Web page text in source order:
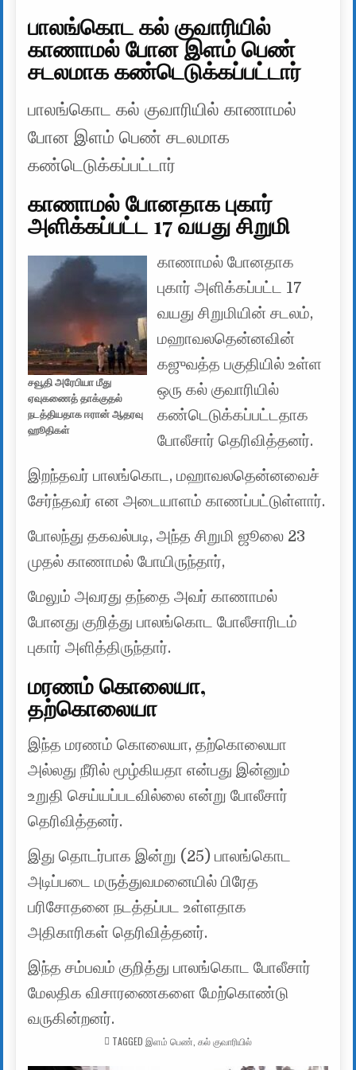
பாலங்கொட கல் குவாரியில்
காணாமல் போன இளம் பெண்
சடலமாக கண்டெடுக்கப்பட்டார்
பாலங்கொட கல் குவாரியில் காணாமல்
போன இளம் பெண் சடலமாக
கண்டெடுக்கப்பட்டார்
காணாமல் போனதாக புகார்
அளிக்கப்பட்ட 17 வயது சிறுமி
சவூதி அரேபியா மீது
ஏவுகணைத் தாக்குதல்
நடத்தியதாக ஈரான் ஆதரவு
ஹூதிகள்
காணாமல் போனதாக
புகார் அளிக்கப்பட்ட 17
வயது சிறுமியின் சடலம்,
மஹாவலதென்னவின்
கஜுவத்த பகுதியில் உள்ள
ஒரு கல் குவாரியில்
கண்டெடுக்கப்பட்டதாக
போலீசார் தெரிவித்தனர்.
இறந்தவர் பாலங்கொட, மஹாவலதென்னவைச்
சேர்ந்தவர் என அடையாளம் காணப்பட்டுள்ளார்.
போலந்து தகவல்படி, அந்த சிறுமி ஜூலை 23
முதல் காணாமல் போயிருந்தார்,
மேலும் அவரது தந்தை அவர் காணாமல்
போனது குறித்து பாலங்கொட போலீசாரிடம்
புகார் அளித்திருந்தார்.
மரணம் கொலையா,
தற்கொலையா
இந்த மரணம் கொலையா, தற்கொலையா
அல்லது நீரில் மூழ்கியதா என்பது இன்னும்
உறுதி செய்யப்படவில்லை என்று போலீசார்
தெரிவித்தனர்.
இது தொடர்பாக இன்று (25) பாலங்கொட
அடிப்படை மருத்துவமனையில் பிரேத
பரிசோதனை நடத்தப்பட உள்ளதாக
அதிகாரிகள் தெரிவித்தனர்.
இந்த சம்பவம் குறித்து பாலங்கொட போலீசார்
மேலதிக விசாரணைகளை மேற்கொண்டு
வருகின்றனர்.
TAGGED இளம் பெண் கல் குவாரியில்